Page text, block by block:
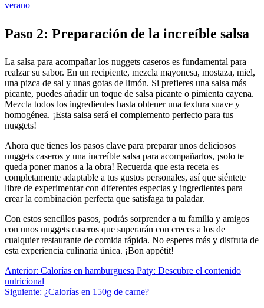
verano
Paso 2: Preparación de la increíble salsa
La salsa para acompañar los nuggets caseros es fundamental para
realzar su sabor. En un recipiente, mezcla mayonesa, mostaza, miel,
una pizca de sal y unas gotas de limón. Si prefieres una salsa más
picante, puedes añadir un toque de salsa picante o pimienta cayena.
Mezcla todos los ingredientes hasta obtener una textura suave y
homogénea. ¡Esta salsa será el complemento perfecto para tus
nuggets!
Ahora que tienes los pasos clave para preparar unos deliciosos
nuggets caseros y una increíble salsa para acompañarlos, ¡solo te
queda poner manos a la obra! Recuerda que esta receta es
completamente adaptable a tus gustos personales, así que siéntete
libre de experimentar con diferentes especias y ingredientes para
crear la combinación perfecta que satisfaga tu paladar.
Con estos sencillos pasos, podrás sorprender a tu familia y amigos
con unos nuggets caseros que superarán con creces a los de
cualquier restaurante de comida rápida. No esperes más y disfruta de
esta experiencia culinaria única. ¡Bon appétit!
Navegación
de
Anterior: Calorías en hamburguesa Paty: Descubre el contenido
nutricional
Siguiente: ¿Calorías en 150g de carne?